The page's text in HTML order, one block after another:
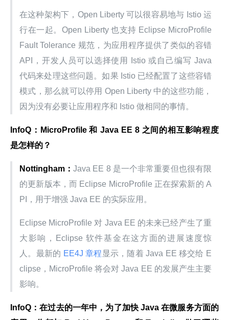
在这种架构下，Open Liberty 可以很容易地与 Istio 运
行在一起。Open Liberty 也支持 Eclipse MicroProfile
Fault Tolerance 规范，为应用程序提供了类似的容错
API，开发人员可以选择使用 Istio 或自己编写 Java
代码来处理这些问题。如果 Istio 已经配置了这些容错
模式，那么就可以停用 Open Liberty 中的这些功能，
因为没有必要让应用程序和 Istio 做相同的事情。
InfoQ：MicroProfile 和 Java EE 8 之间的相互影响程度
是怎样的？
Nottingham：Java EE 8 是一个非常重要但也很有限
的更新版本，而 Eclipse MicroProfile 正在探索新的 A
PI，用于增强 Java EE 的实际应用。
Eclipse MicroProfile 对 Java EE 的未来已经产生了重
大影响，Eclipse 软件基金在这方面的进展速度惊
人。最新的 EE4J 章程 显示，随着 Java EE 移交给 E
clipse，MicroProfile 将会对 Java EE 的发展产生主要
影响。
InfoQ：在过去的一年中，为了加快 Java 在微服务方面的